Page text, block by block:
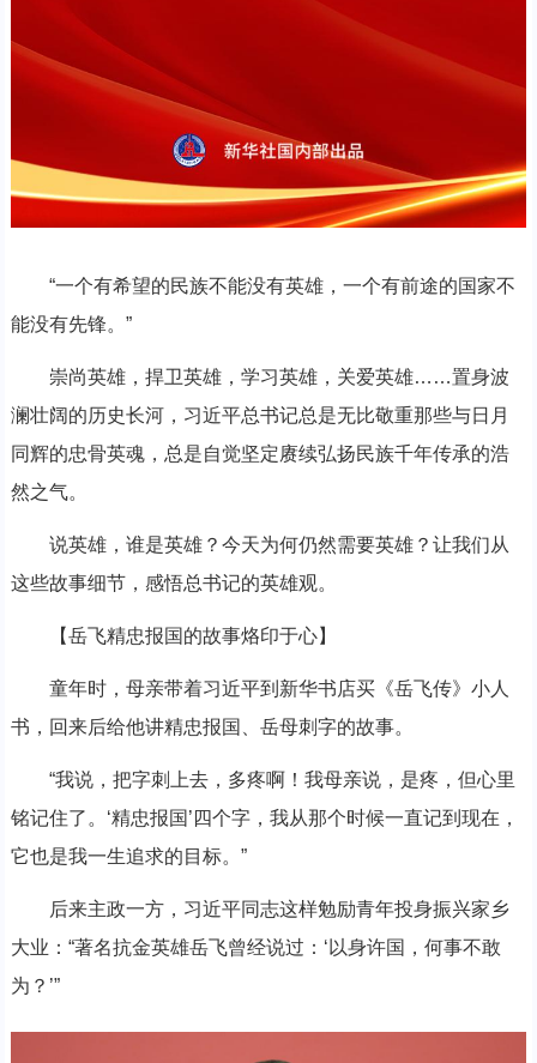
“一个有希望的民族不能没有英雄，一个有前途的国家不
能没有先锋。”
崇尚英雄，捍卫英雄，学习英雄，关爱英雄……置身波
澜壮阔的历史长河，习近平总书记总是无比敬重那些与日月
同辉的忠骨英魂，总是自觉坚定赓续弘扬民族千年传承的浩
然之气。
说英雄，谁是英雄？今天为何仍然需要英雄？让我们从
这些故事细节，感悟总书记的英雄观。
【岳飞精忠报国的故事烙印于心】
童年时，母亲带着习近平到新华书店买《岳飞传》小人
书，回来后给他讲精忠报国、岳母刺字的故事。
“我说，把字刺上去，多疼啊！我母亲说，是疼，但心里
铭记住了。‘精忠报国’四个字，我从那个时候一直记到现在，
它也是我一生追求的目标。”
后来主政一方，习近平同志这样勉励青年投身振兴家乡
大业：“著名抗金英雄岳飞曾经说过：‘以身许国，何事不敢
为？’”